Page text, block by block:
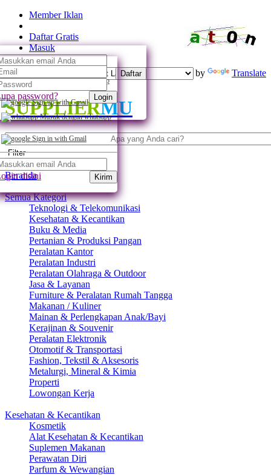
Member Iklan
Daftar Gratis
Daftar
Daftar dengan whatsapp
Sign up with Gmail
Masuk
password? Login
Masuk dengan whatsapp
Sign in with Gmail
disini Kirim
Powered by Translate
SUPPLIERMU
Filter
Beranda
Semua Kategori
Teknologi & Telekomunikasi
Kesehatan & Kecantikan
Buku & Media
Pertanian & Produksi Pangan
Peralatan Kantor
Peralatan Industri
Peralatan Olahraga & Outdoor
Jasa & Layanan
Furniture & Peralatan Rumah Tangga
Makanan / Kuliner
Mainan & Perlengkapan Anak/Bayi
Kerajinan & Souvenir
Peralatan Elektronik
Otomotif & Transportasi
Fashion, Tekstil & Aksesoris
Metalurgi, Mineral & Kimia
Properti
Lowongan Kerja
Kesehatan & Kecantikan
Kosmetik
Alat Kesehatan & Kecantikan
Suplemen Makanan
Perawatan Diri
Parfum & Wewangian